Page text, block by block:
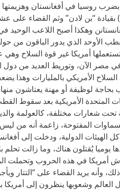
روسيا في أفغانستان وهزيمتها
بقيادة “بن لادن” وثم القضاء
وهكذا أصبح اللاعب الوحيد
الأوحد الذي يدور الباقون من
أمريكا غير قوة السلاح
مصر الآن، وتوريط العديد من
الأمريكي بالمليارات وهذا
بحاجة لوظيفة أو مهنة يعتاشون
المتحدة الأمريكية بعد سقوط
تحت شعارات مختلفة، كالعولمة
المفتوحة، زاعمة أنه من
كل الهيئات الدولية، ودخلت إلى
يوميا يُقتلون هناك، وما زالت
في هذه الحروب وتحملت
وأنه يريد القضاء على “التتار
العالم وشعوبها ينظرون إلى